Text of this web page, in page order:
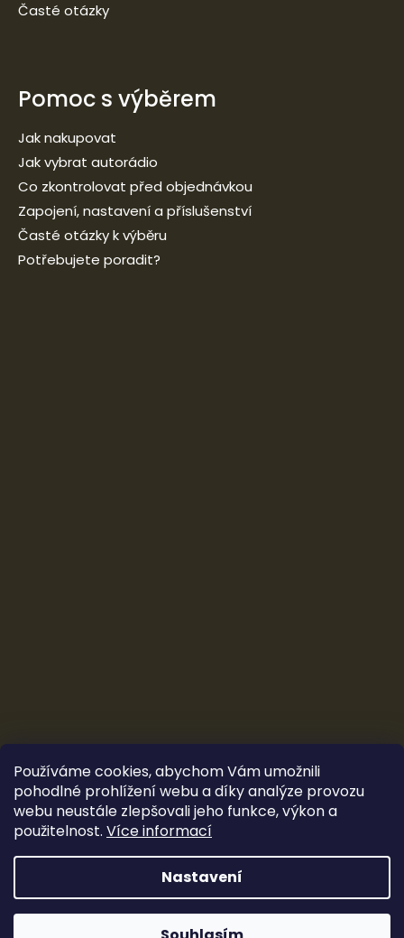
Používáme cookies, abychom Vám umožnili
pohodlné prohlížení webu a díky analýze provozu
webu neustále zlepšovali jeho funkce, výkon a
použitelnost. Více informací
Nastavení
Časté otázky
Pomoc s výběrem
Jak nakupovat
Jak vybrat autorádio
Co zkontrolovat před objednávkou
Zapojení, nastavení a příslušenství
Časté otázky k výběru
Potřebujete poradit?
Vytvořil Shoptet&Ludec
Copyright 2026CarTune Stereo s.r.o.. Všechna práva
vyhrazena.